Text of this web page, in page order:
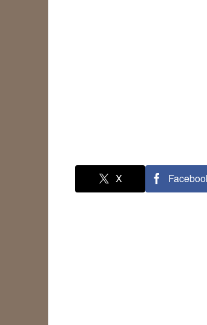
X